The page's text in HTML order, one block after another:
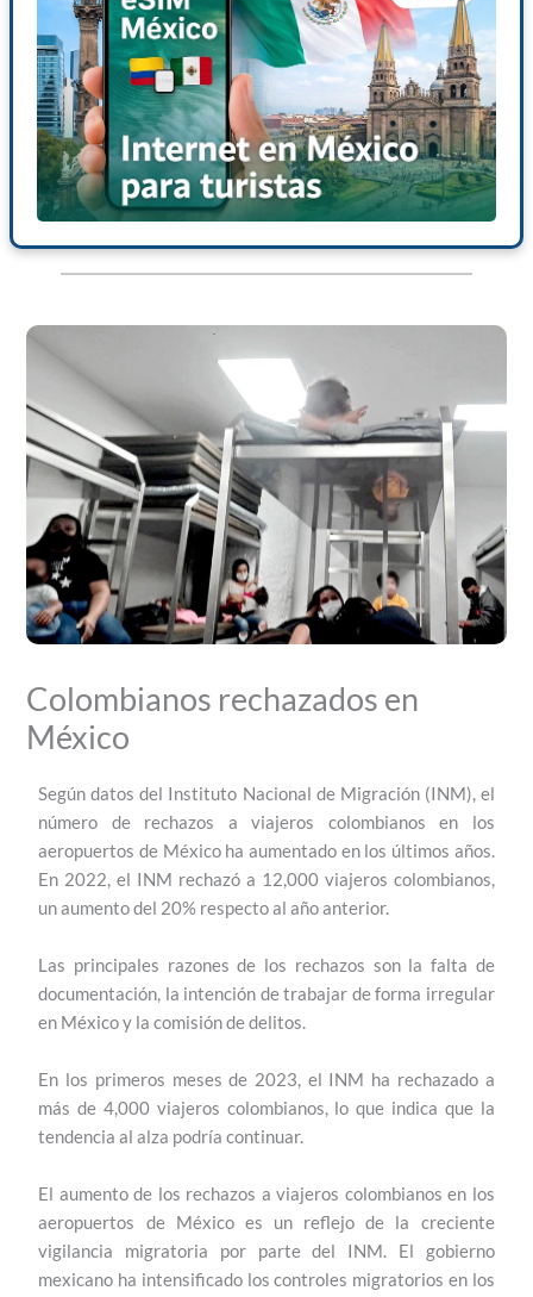
Colombianos rechazados en
México
Según datos del Instituto Nacional de Migración (INM), el
número de rechazos a viajeros colombianos en los
aeropuertos de México ha aumentado en los últimos años.
En 2022, el INM rechazó a 12,000 viajeros colombianos,
un aumento del 20% respecto al año anterior.
Las principales razones de los rechazos son la falta de
documentación, la intención de trabajar de forma irregular
en México y la comisión de delitos.
En los primeros meses de 2023, el INM ha rechazado a
más de 4,000 viajeros colombianos, lo que indica que la
tendencia al alza podría continuar.
El aumento de los rechazos a viajeros colombianos en los
aeropuertos de México es un reflejo de la creciente
vigilancia migratoria por parte del INM. El gobierno
mexicano ha intensificado los controles migratorios en los